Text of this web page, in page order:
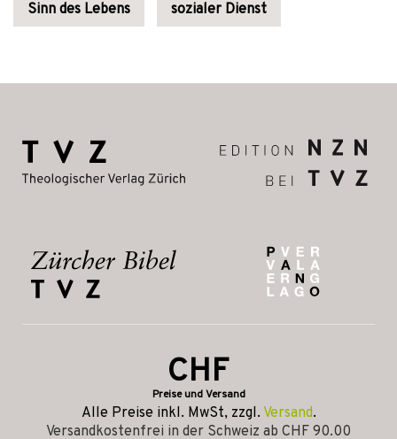
Sinn des Lebens sozialer Dienst
CHF
Preise und Versand
Alle Preise inkl. MwSt, zzgl. Versand.
Versandkostenfrei in der Schweiz ab CHF 90.00